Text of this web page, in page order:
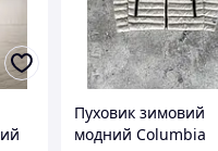
Пуховик зимовий
модний Columbia